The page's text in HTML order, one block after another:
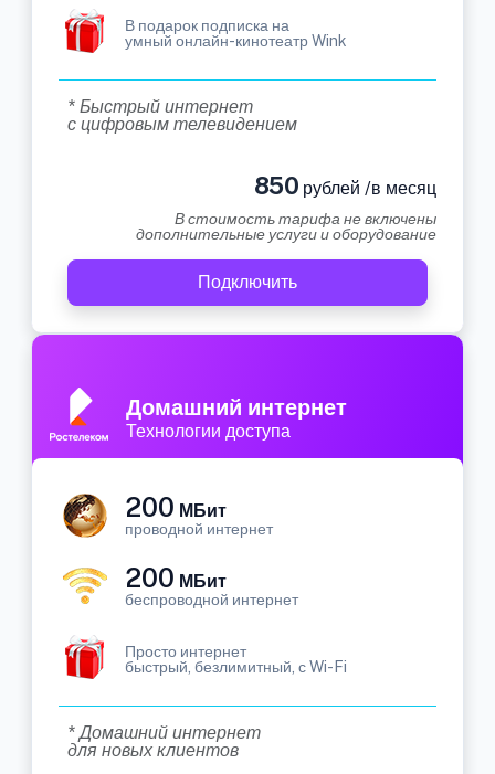
В подарок подписка на
умный онлайн-кинотеатр Wink
* Быстрый интернет
с цифровым телевидением
850 рублей /в месяц
В стоимость тарифа не включены
дополнительные услуги и оборудование
Подключить
Домашний интернет
Технологии доступа
200 МБит
проводной интернет
200 МБит
беспроводной интернет
Просто интернет
быстрый, безлимитный, с Wi-Fi
* Домашний интернет
для новых клиентов